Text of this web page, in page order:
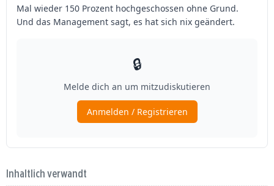
Inhaltlich verwandt